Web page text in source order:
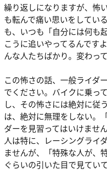
繰り返しになりますが、怖
も転んで痛い思いをしてい
も、いつも「自分には何も
こうに追いやってるんです
んな人たちばかり。変わっ
この怖さの話、一般ライダ
でください。バイクに乗っ
し、その怖さには絶対に従
は、絶対に無理をしない。
ダーを見習ってはいけませ
人は特に、レーシングライ
ませんが、「特殊な人が、
ぐらいの引いた目で見てい